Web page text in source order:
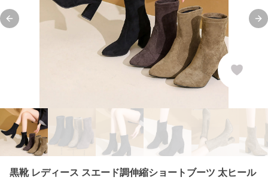
Previous slide
黒靴 レディース スエード調伸縮ショートブーツ 太ヒール